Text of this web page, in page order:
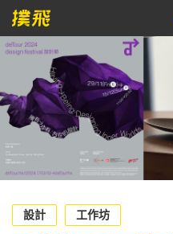
節目
主辦單位
關於撲飛
條款及細則
EN
設計
工作坊